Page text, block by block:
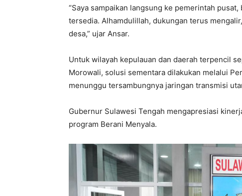
“Saya sampaikan langsung ke pemerintah
tersedia. Alhamdulillah, dukungan terus
desa,” ujar Ansar.
Untuk wilayah kepulauan dan daerah terpencil
Morowali, solusi sementara dilakukan melalui
menunggu tersambungnya jaringan transmisi
Gubernur Sulawesi Tengah mengapresiasi
program Berani Menyala.